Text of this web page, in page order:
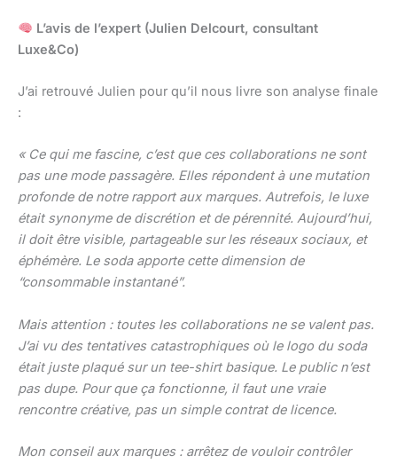
L’avis de l’expert (Julien Delcourt, consultant
Luxe&Co)
J’ai retrouvé Julien pour qu’il nous livre son analyse finale
:
« Ce qui me fascine, c’est que ces collaborations ne sont
pas une mode passagère. Elles répondent à une mutation
profonde de notre rapport aux marques. Autrefois, le luxe
était synonyme de discrétion et de pérennité. Aujourd’hui,
il doit être visible, partageable sur les réseaux sociaux, et
éphémère. Le soda apporte cette dimension de
“consommable instantané”.
Mais attention : toutes les collaborations ne se valent pas.
J’ai vu des tentatives catastrophiques où le logo du soda
était juste plaqué sur un tee-shirt basique. Le public n’est
pas dupe. Pour que ça fonctionne, il faut une vraie
rencontre créative, pas un simple contrat de licence.
Mon conseil aux marques : arrêtez de vouloir contrôler